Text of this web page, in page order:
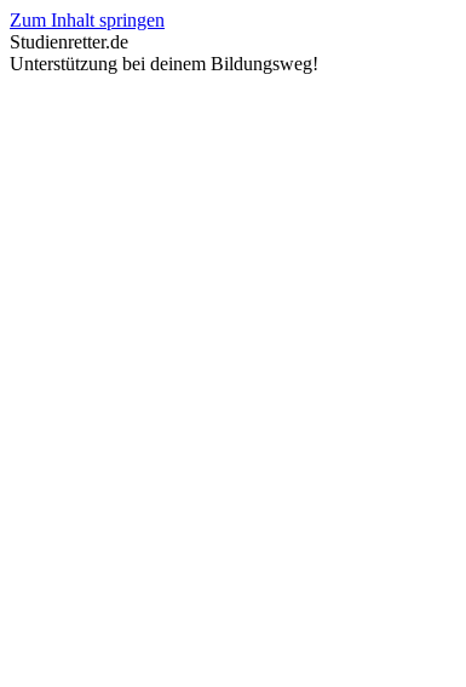
Zum Inhalt springen
Studienretter.de
Unterstützung bei deinem Bildungsweg!